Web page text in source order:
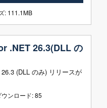
: 111.1MB
.NET 26.3(DLL の
(DLL のみ) リリースが
ウンロード:85